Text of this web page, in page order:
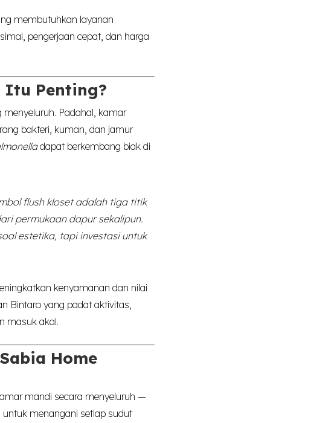
membutuhkan layanan
pengerjaan cepat, dan harga
Itu Penting?
Padahal, kamar
bakteri, kuman, dan jamur
dapat berkembang biak di
flush kloset adalah tiga titik
permukaan dapur sekalipun.
estetika, tapi investasi untuk
kenyamanan dan nilai
Bintaro yang padat aktivitas,
masuk akal.
Home
mandi secara menyeluruh —
menangani setiap sudut